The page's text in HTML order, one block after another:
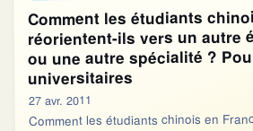
Comment les étudiants
réorientent-ils vers un autre
ou une autre spécialité ?
universitaires
27 avr. 2011
Comment les étudiants chinois en